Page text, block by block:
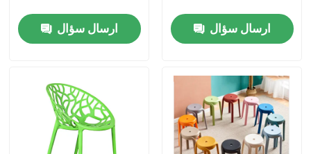
خانه
اطلاعات تماس
محصولات
ارسال سؤال ارسال سؤال